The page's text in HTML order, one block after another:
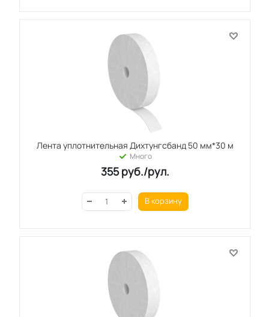
Лента уплотнительная Дихтунгсбанд 50 мм*30 м
Много
355руб./рул.
В корзину